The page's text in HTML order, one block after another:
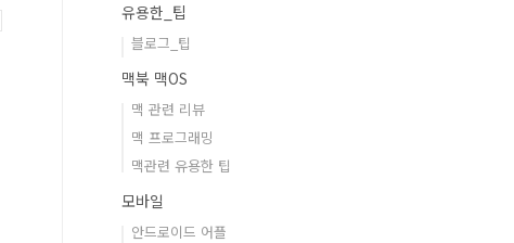
유용한_팁
블로그_팁
맥북 맥OS
맥 관련 리뷰
맥 프로그래밍
맥관련 유용한 팁
모바일
안드로이드 어플